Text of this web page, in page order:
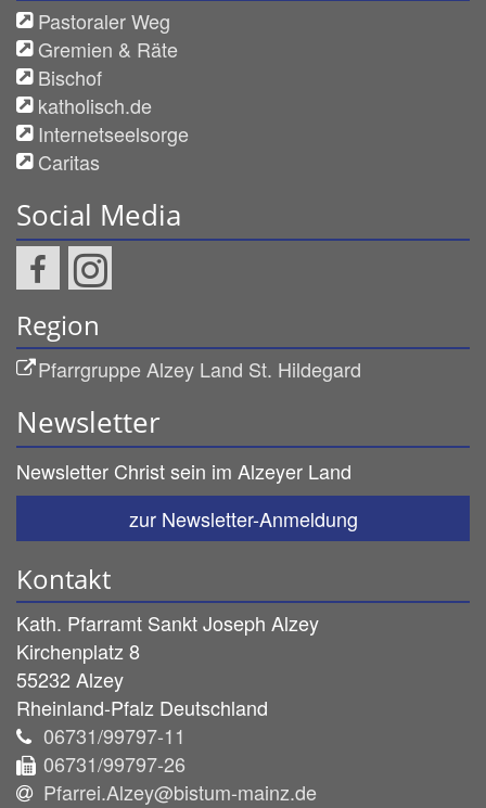
Pastoraler Weg
Gremien & Räte
Bischof
katholisch.de
Internetseelsorge
Caritas
Social Media
Region
Pfarrgruppe Alzey Land St. Hildegard
Newsletter
Newsletter Christ sein im Alzeyer Land
zur Newsletter-Anmeldung
Kontakt
Kath. Pfarramt Sankt Joseph Alzey
Kirchenplatz 8
55232 Alzey
Rheinland-Pfalz Deutschland
06731/99797-11
06731/99797-26
Pfarrei.Alzey@bistum-mainz.de